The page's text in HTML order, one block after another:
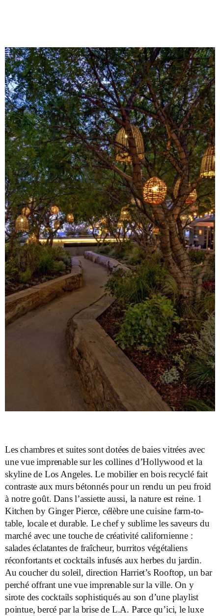
Les chambres et suites sont dotées de baies vitrées avec
une vue imprenable sur les collines d’Hollywood et la
skyline de Los Angeles. Le mobilier en bois recyclé fait
contraste aux murs bétonnés pour un rendu un peu froid
à notre goût. Dans l’assiette aussi, la nature est reine. 1
Kitchen by Ginger Pierce, célèbre une cuisine farm-to-
table, locale et durable. Le chef y sublime les saveurs du
marché avec une touche de créativité californienne :
salades éclatantes de fraîcheur, burritos végétaliens
réconfortants et cocktails infusés aux herbes du jardin.
Au coucher du soleil, direction Harriet’s Rooftop, un bar
perché offrant une vue imprenable sur la ville. On y
sirote des cocktails sophistiqués au son d’une playlist
pointue, bercé par la brise de L.A. Parce qu’ici, le luxe